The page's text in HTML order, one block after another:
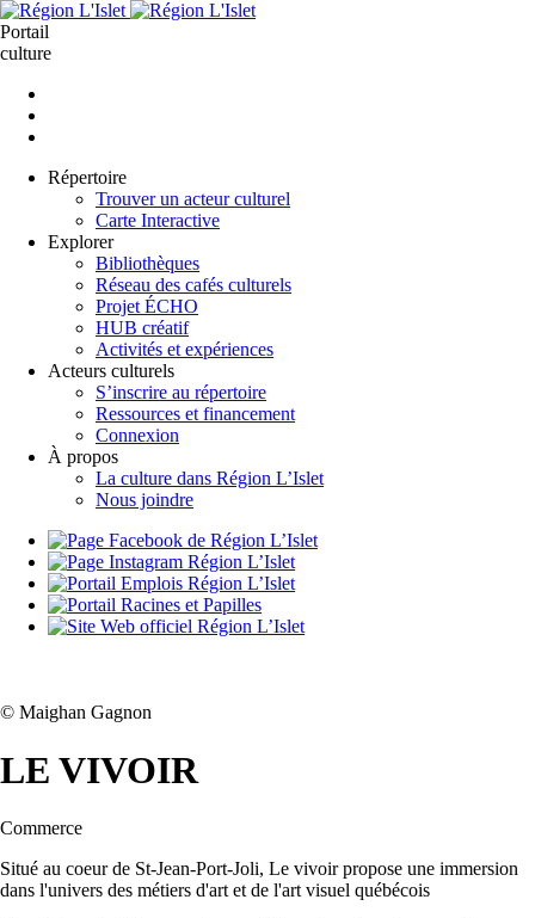
Aller
au
contenu
Portail
culture
Répertoire
Trouver un acteur culturel
Carte Interactive
Explorer
Bibliothèques
Réseau des cafés culturels
Projet ÉCHO
HUB créatif
Activités et expériences
Acteurs culturels
S’inscrire au répertoire
Ressources et financement
Connexion
À propos
La culture dans Région L’Islet
Nous joindre
© Maighan Gagnon
LE VIVOIR
Commerce
Situé au coeur de St-Jean-Port-Joli, Le vivoir propose une immersion
dans l'univers des métiers d'art et de l'art visuel québécois